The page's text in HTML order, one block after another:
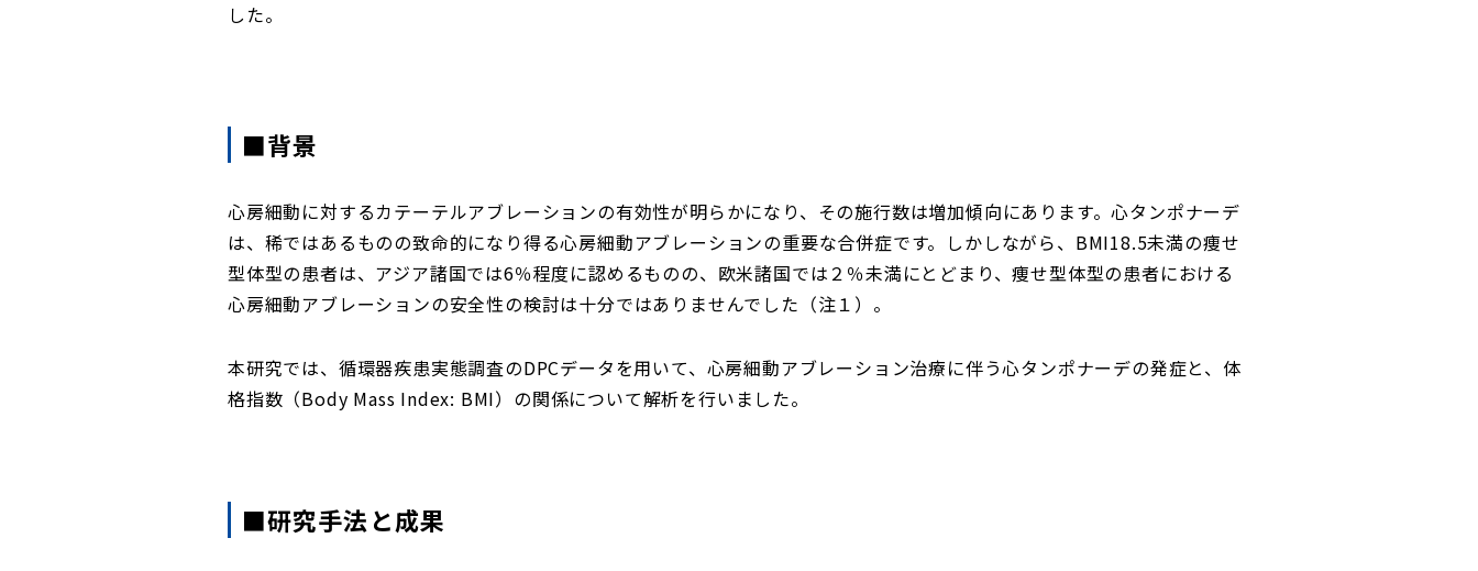
した。
■背景
心房細動に対するカテーテルアブレーションの有効性が明らかになり、その施行数は増加傾向にあります。心タンポナーデ
は、稀ではあるものの致命的になり得る心房細動アブレーションの重要な合併症です。しかしながら、BMI18.5未満の痩せ
型体型の患者は、アジア諸国では6％程度に認めるものの、欧米諸国では２％未満にとどまり、痩せ型体型の患者における
心房細動アブレーションの安全性の検討は十分ではありませんでした（注１）。
本研究では、循環器疾患実態調査のDPCデータを用いて、心房細動アブレーション治療に伴う心タンポナーデの発症と、体
格指数（Body Mass Index: BMI）の関係について解析を行いました。
■研究手法と成果